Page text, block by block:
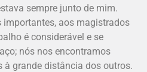
sempre junto de mim.
importantes, aos magistrados
é considerável e se
nós nos encontramos
à grande distância dos outros.